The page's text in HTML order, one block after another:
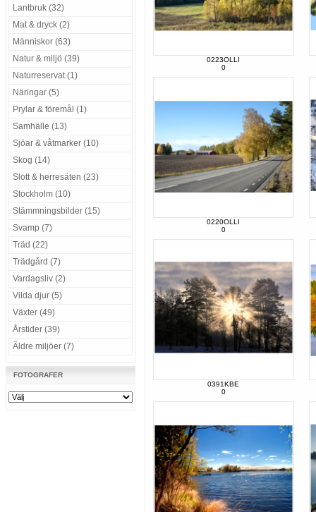
Lantbruk (32)
Mat & dryck (2)
Människor (63)
Natur & miljö (39)
Naturreservat (1)
Näringar (5)
Prylar & föremål (1)
Samhälle (13)
Sjöar & våtmarker (10)
Skog (14)
Slott & herresäten (23)
Stockholm (10)
Stämmningsbilder (15)
Svamp (7)
Träd (22)
Trädgård (7)
Vardagsliv (2)
Vilda djur (5)
Växter (49)
Årstider (39)
Äldre miljöer (7)
FOTOGRAFER
0223OLLI
0
0220OLLI
0
0391KBE
0